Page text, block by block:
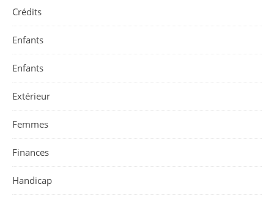
Crédits
Enfants
Enfants
Extérieur
Femmes
Finances
Handicap